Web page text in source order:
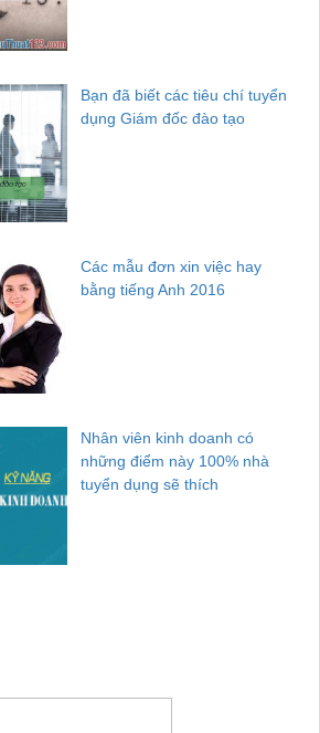
Bạn đã biết các tiêu chí tuyển
dụng Giám đốc đào tạo
Các mẫu đơn xin việc hay
bằng tiếng Anh 2016
Nhân viên kinh doanh có
những điểm này 100% nhà
tuyển dụng sẽ thích